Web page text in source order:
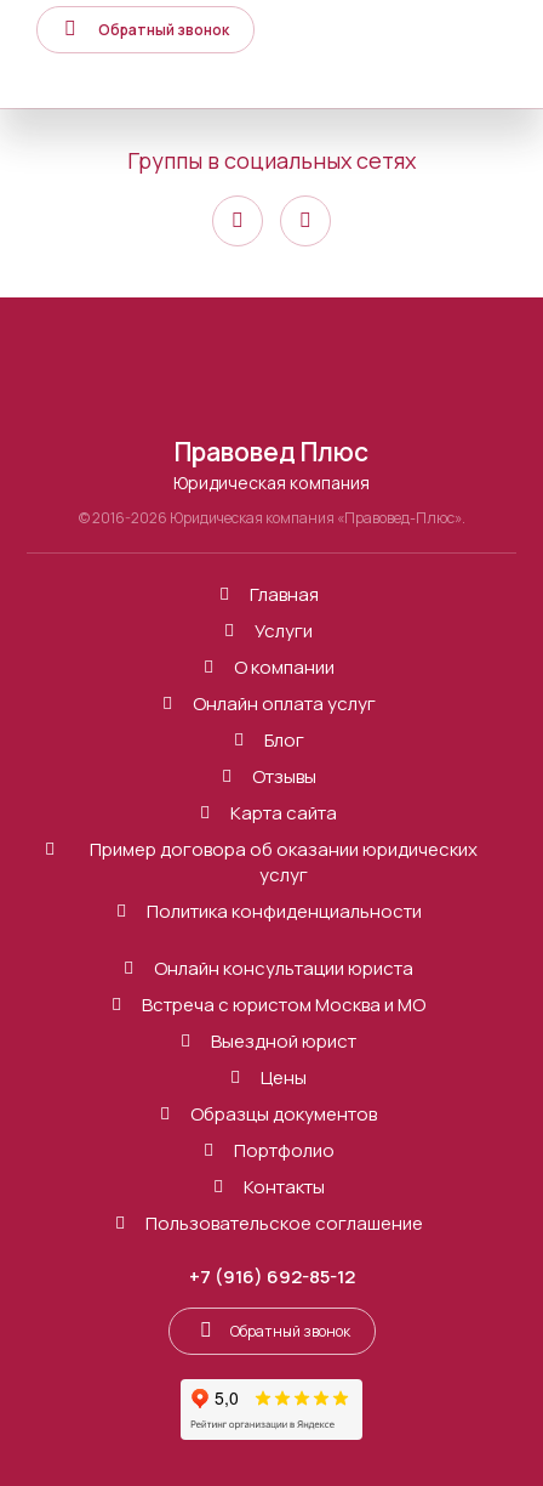
Обратный звонок
Группы в социальных сетях
Правовед Плюс
Юридическая компания
© 2016-2026 Юридическая компания «Правовед-Плюс».
Главная
Услуги
О компании
Онлайн оплата услуг
Блог
Отзывы
Карта сайта
Пример договора об оказании юридических
услуг
Политика конфиденциальности
Онлайн консультации юриста
Встреча с юристом Москва и МО
Выездной юрист
Цены
Образцы документов
Портфолио
Контакты
Пользовательское соглашение
+7 (916) 692-85-12
Обратный звонок